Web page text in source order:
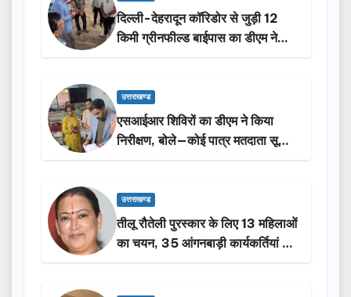
दिल्ली-देहरादून कॉरिडोर से जुड़ी 12
किमी ग्रीनफील्ड बाईपास का डीएम ने
किया निरीक्षण…
उत्तराखण्ड
एसआईआर शिविरों का डीएम ने किया
निरीक्षण, बोले—कोई पात्र मतदाता सूची
से न छूटे…
उत्तराखण्ड
तीलू रौतेली पुरस्कार के लिए 13 महिलाओं
का चयन, 35 आंगनबाड़ी कार्यकर्तियां भी
होंगी सम्मानित…